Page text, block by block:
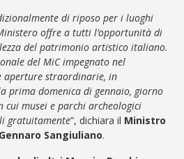
di riposo per i luoghi
offre a tutti l’opportunità di
del patrimonio artistico italiano.
del MiC impegnato nel
aperture straordinarie, in
prima domenica di gennaio, giorno
cui musei e parchi archeologici
gratuitamente”, dichiara il Ministro
Gennaro Sangiuliano.